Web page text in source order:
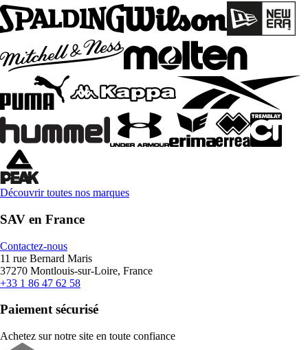
Découvrir toutes nos marques
SAV en France
Contactez-nous
11 rue Bernard Maris
37270 Montlouis-sur-Loire, France
+33 1 86 47 62 58
Paiement sécurisé
Achetez sur notre site en toute confiance